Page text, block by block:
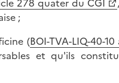
278 quater du CGI
;
(BOI-TVA-LIQ-40-
et qu'ils